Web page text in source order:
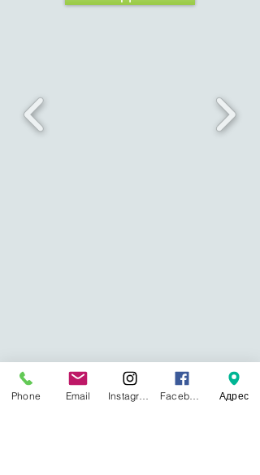
Phone Email Адрес